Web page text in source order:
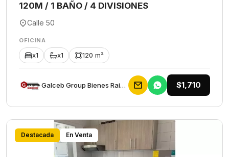
120M / 1 BAÑO / 4 DIVISIONES
Calle 50
OFICINA
x1 x1 120 m²
Galceb Group Bienes Raices $1,710
Destacada En Venta